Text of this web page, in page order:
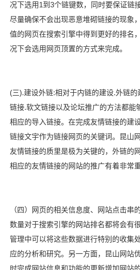
况下选用1到3个链键数，同时要保证链
尽量确保不会出现恶意堆砌链接的现象
值的网页在搜索引擎中得到更好的排名
况下会选用网页顶置的方式来完成。
(三).建设外链:相对于内链的建设.外链
链接.软文链接以及论坛推广的方法都能
相应的导入链接。在完成友情链接的建
链接文宇作为链接网页的关键词。昆山
友情链接的质里是极为关键的，外链的
相应的友情链接的网站的推广有着非常
（四）网页的相关信息度、网站点击串
数量对于搜索引擎的网站排名都将会有
管理中可以将这些数据进行特别的收集
应的分析和研究。另一方面，昆山网站
时完成网站信息和功能的更新增加网站